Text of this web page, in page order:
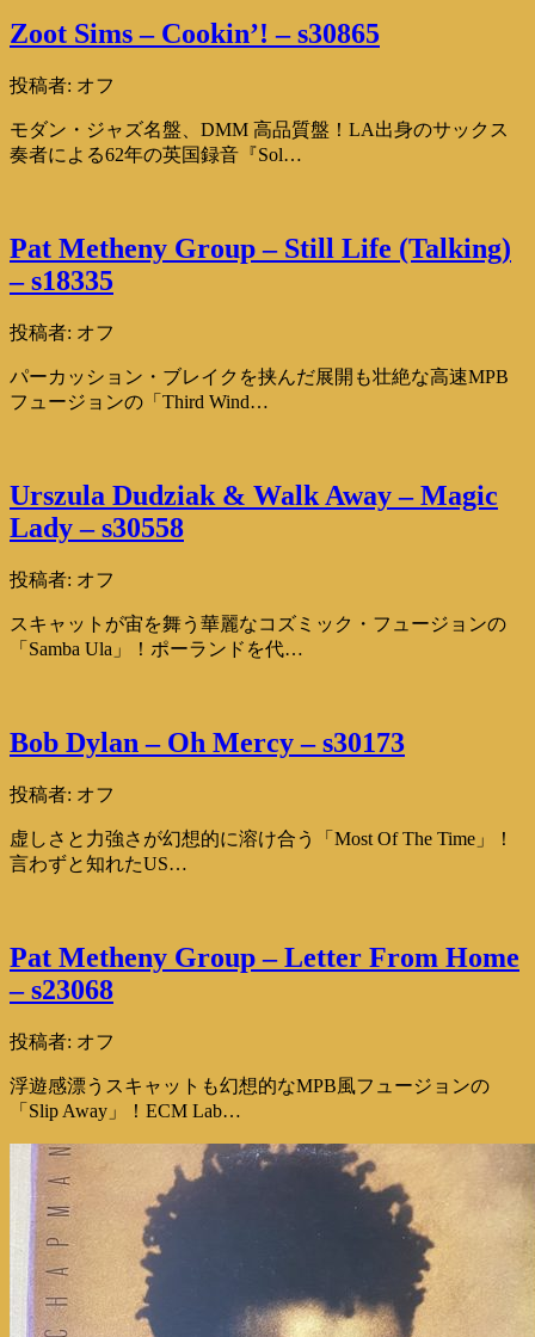
Zoot Sims – Cookin’! – s30865
投稿者: オフ
モダン・ジャズ名盤、DMM 高品質盤！LA出身のサックス
奏者による62年の英国録音『Sol…
Pat Metheny Group – Still Life (Talking)
– s18335
投稿者: オフ
パーカッション・ブレイクを挟んだ展開も壮絶な高速MPB
フュージョンの「Third Wind…
Urszula Dudziak & Walk Away – Magic
Lady – s30558
投稿者: オフ
スキャットが宙を舞う華麗なコズミック・フュージョンの
「Samba Ula」！ポーランドを代…
Bob Dylan – Oh Mercy – s30173
投稿者: オフ
虚しさと力強さが幻想的に溶け合う「Most Of The Time」！
言わずと知れたUS…
Pat Metheny Group – Letter From Home
– s23068
投稿者: オフ
浮遊感漂うスキャットも幻想的なMPB風フュージョンの
「Slip Away」！ECM Lab…